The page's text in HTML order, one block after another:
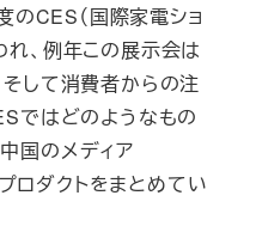
のCES（国際家電ショ
れ、例年この展示会は
そして消費者からの注
ではどのようなもの
国のメディア
ロダクトをまとめてい